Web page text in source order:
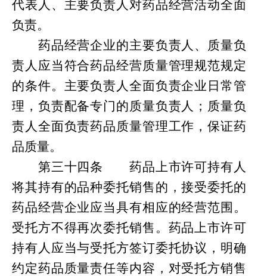
代表人、主要负责人对药品经营活动全面
负责。
药品经营企业的主要负责人、质量负
责人应当符合药品经营质量管理规范规定
的条件。主要负责人全面负责企业日常管
理，负责配备专门的质量负责人；质量负
责人全面负责药品质量管理工作，保证药
品质量。
第三十四条
药品上市许可持有人
将其持有的品种委托销售的，接受委托的
药品经营企业应当具有相应的经营范围。
受托方不得再次委托销售。药品上市许可
持有人应当与受托方签订委托协议，明确
约定药品质量责任等内容，对受托方销售